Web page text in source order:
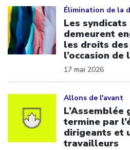
Élimination de la
Les syndicats
demeurent
les droits des
l’occasion de
17 mai 2026
Allons de l'avant
L’Assemblée
termine par
dirigeants et
travailleurs